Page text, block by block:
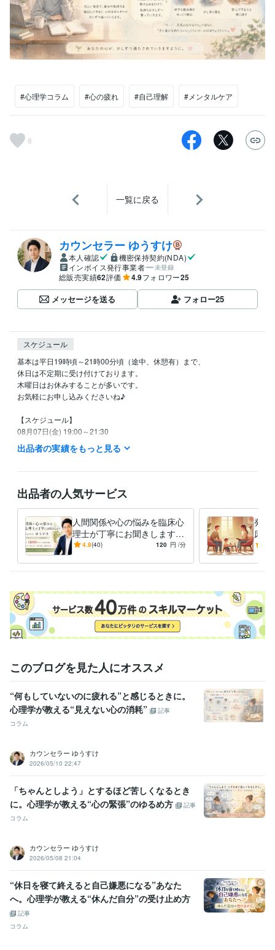
#心理学コラム #心の疲れ #自己理解 #メンタルケア
8
一覧に戻る
カウンセラー ゆうすけ
本人確認
機密保持契約(NDA)
インボイス発行事業者
未登録
総販売実績62評価 4.9フォロワー25
メッセージを送る フォロー25
スケジュール
基本は平日19時頃～21時00分頃（途中、休憩有）まで、
休日は不定期に受け付けております。
木曜日はお休みすることが多いです。
お気軽にお申し込みくださいね♪
【スケジュール】
08月07日(金) 19:00～21:30
08月08日(土) 19:00～21:30
08月09日(日) 19:00～21:30
※ 以上、大まかな予定です。
※ 時間は変更する可能性があります。
経験職種
ライフスタイル・その他 / カウンセラー・コーチ 経験年数 : 16年
職歴
スクールカウンセラー
私設相談室 2012年3月 ~ 現在
受賞歴
ココナラ　レギュラーランク昇格 ココナラ　ブロンズランク昇格 コ
資格・検定
臨床心理士 取得年 : 2008年
得意分野
悩み相談・カウンセリング カウンセリング、相談
出品者の実績をもっと見る
出品者の人気サービス
人間関係や心の悩みを臨床心
理士が丁寧にお聞きします
カウンセリング歴18年以上の
4.8(40) 120 円 /分
発達
床心
カウ
このブログを見た人にオススメ
“何もしていないのに疲れる”と感じるときに。
心理学が教える“見えない心の消耗”
記事
コラム
カウンセラー ゆうすけ
2026/05/10 22:47
「ちゃんとしよう」とするほど苦しくなるとき
に。心理学が教える“心の緊張”のゆるめ方
記事
コラム
カウンセラー ゆうすけ
2026/05/08 21:04
“休日を寝て終えると自己嫌悪になる”あなた
へ。心理学が教える“休んだ自分”の受け止め方
記事
コラム